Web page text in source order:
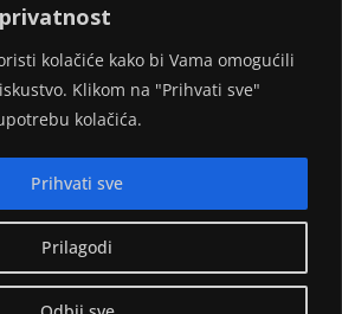
kolačiće kako bi Vama omogućili
Klikom na "Prihvati sve"
kolačića.
Prilagodi
Prihvati sve
Gornji Desinec. Sva prava pridržana.